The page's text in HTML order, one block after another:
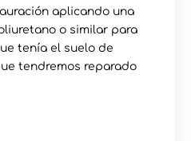
aplicando una
o similar para
tenía el suelo de
tendremos reparado